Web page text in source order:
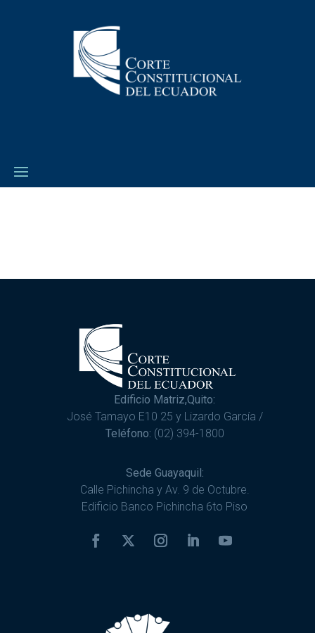
Edificio Matriz,Quito:
José Tamayo E10 25 y Lizardo García /
Teléfono: (02) 394-1800
Sede Guayaquil:
Calle Pichincha y Av. 9 de Octubre.
Edificio Banco Pichincha 6to Piso